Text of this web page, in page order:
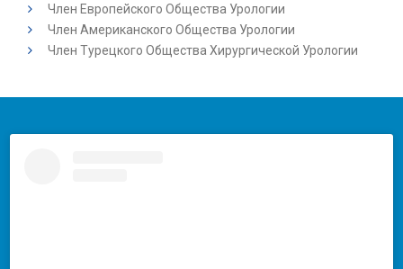
Член Европейского Общества Урологии
Член Американского Общества Урологии
Член Турецкого Общества Хирургической Урологии